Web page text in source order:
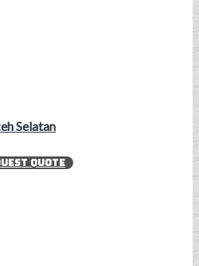
Selatan
QUOTE